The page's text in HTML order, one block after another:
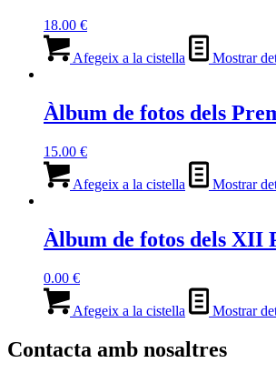
18.00 €
Afegeix a la cistella Mostrar
Àlbum de fotos dels
15.00 €
Afegeix a la cistella Mostrar
Àlbum de fotos dels XII
0.00 €
Afegeix a la cistella Mostrar
Contacta amb nosaltres